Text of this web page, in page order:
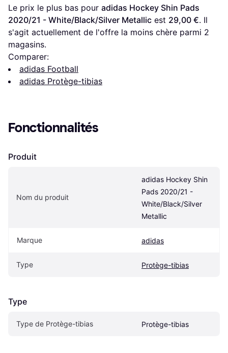
Le prix le plus bas pour adidas Hockey Shin Pads
2020/21 - White/Black/Silver Metallic est 29,00 €. Il
s'agit actuellement de l'offre la moins chère parmi 2
magasins.
Comparer:
adidas Football
adidas Protège-tibias
Fonctionnalités
Produit
Nom du produit
adidas Hockey Shin
Pads 2020/21 -
White/Black/Silver
Metallic
Marque adidas
Type Protège-tibias
Type
Type de Protège-tibias Protège-tibias